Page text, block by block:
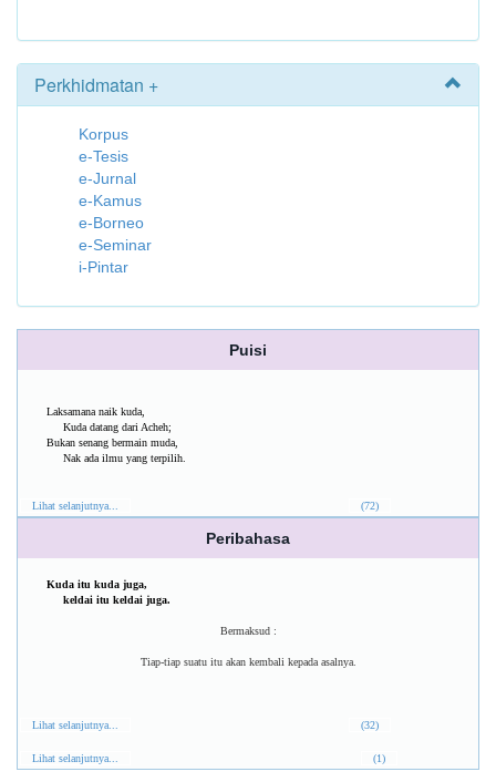
Perkhidmatan +
Korpus
e-Tesis
e-Jurnal
e-Kamus
e-Borneo
e-Seminar
i-Pintar
Puisi
Laksamana naik kuda,
Kuda datang dari Acheh;
Bukan senang bermain muda,
Nak ada ilmu yang terpilih.
Lihat selanjutnya... (72)
Peribahasa
Kuda itu kuda juga,
keldai itu keldai juga.
Bermaksud :
Tiap-tiap suatu itu akan kembali kepada asalnya.
Lihat selanjutnya... (32)
Lihat selanjutnya... (1)